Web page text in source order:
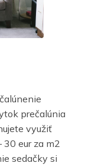
prečalúnia
využiť
30 eur za m2
sedačky si